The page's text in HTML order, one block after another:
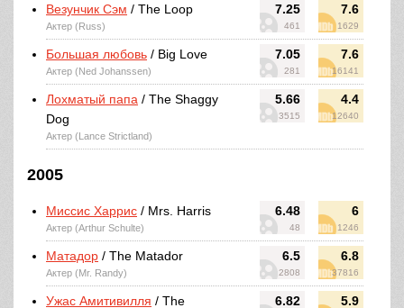
7.25
461
7.6
1629
Везунчик Сэм / The Loop
Актер (Russ)
7.05
281
7.6
16141
Большая любовь / Big Love
Актер (Ned Johanssen)
5.66
3515
4.4
12640
Лохматый папа / The Shaggy
Dog
Актер (Lance Strictland)
2005
6.48
48
6
1246
Миссис Харрис / Mrs. Harris
Актер (Arthur Schulte)
6.5
2808
6.8
37816
Матадор / The Matador
Актер (Mr. Randy)
6.82 5.9
Ужас Амитивилля / The